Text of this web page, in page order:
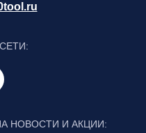
НОВОСТИ И АКЦИИ: